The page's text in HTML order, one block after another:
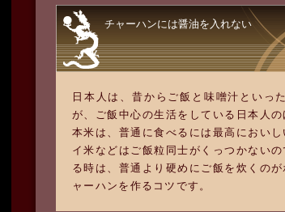
チャーハンには醤油を入れない
日本人は、昔からご飯と味噌汁といっ
が、ご飯中心の生活をしている日本人
本米は、普通に食べるには最高におい
イ米などはご飯粒同士がくっつかない
る時は、普通より硬めにご飯を炊くの
ャーハンを作るコツです。